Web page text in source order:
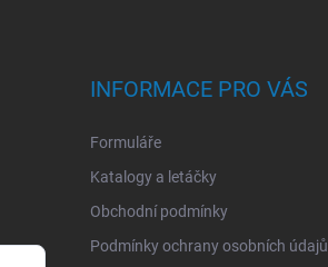
INFORMACE PRO VÁS
Formuláře
Katalogy a letáčky
Obchodní podmínky
Podmínky ochrany osobních údajů